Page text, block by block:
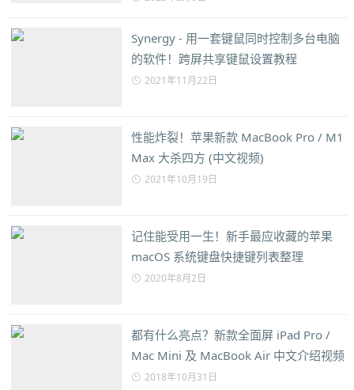
Synergy - 用一套键鼠同时控制多台电脑
的软件！跨屏共享键鼠设置教程
2021年11月22日
性能炸裂！苹果新款 MacBook Pro / M1
Max 大杀四方 (中文视频)
2021年10月19日
记住能受用一生！新手最应收藏的苹果
macOS 系统键盘快捷键列表整理
2020年8月2日
都有什么亮点？新款全面屏 iPad Pro /
Mac Mini 及 MacBook Air 中文介绍视频
2018年10月31日